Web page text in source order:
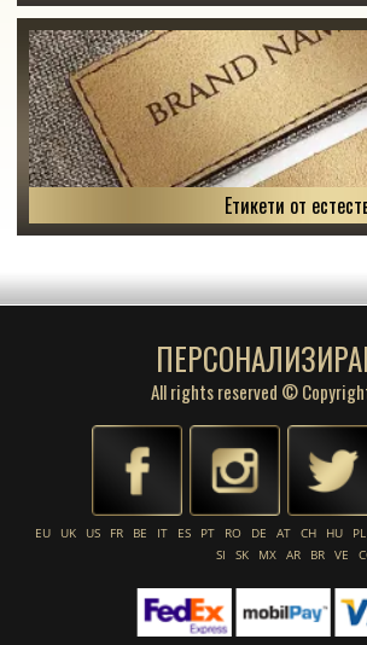
Етикети от
All rights reserved ©
EU UK US FR BE IT ES PT RO DE AT CH HU PL
SI
SK MX AR BR VE